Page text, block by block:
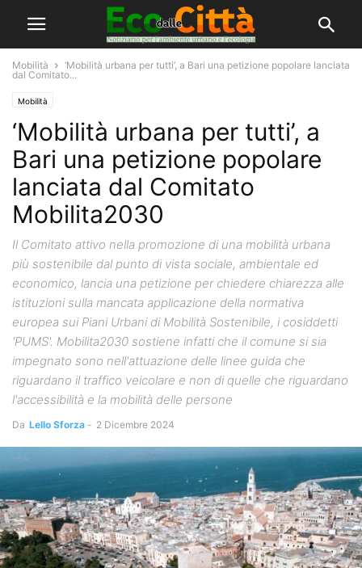
Mobilità
‘Mobilità urbana per tutti’, a Bari una petizione popolare lanciata
dal Comitato...
Mobilità
‘Mobilità urbana per tutti’, a
Bari una petizione popolare
lanciata dal Comitato
Mobilita2030
Il Comitato attivo nella promozione di una mobilità urbana
più sostenibile dal punto di vista sociale, ambientale ed
economico, lancia una petizione per chiedere chiarezza alle
istituzioni sulla mancata applicazione della normativa
europea sui Piani Urbani di Mobilità Sostenibile, i cosiddetti
'PUMS'. Mobilita2030 sostiene infatti che il comune si sia
impegnato sono nell'attuazione delle linee guida che
riguardano il traffico veicolare e non di quelle che riguardano
l'accessibilità e la mobilità delle persone
Da Lello Sforza - 2 Dicembre 2024